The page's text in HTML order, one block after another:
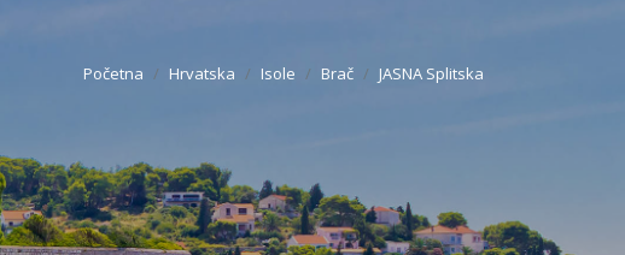
Početna Hrvatska Isole Brač JASNA Splitska